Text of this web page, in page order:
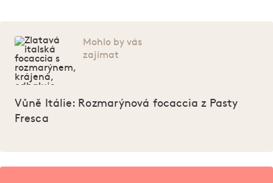
Mohlo by vás
zajímat
Vůně Itálie: Rozmarýnová focaccia z Pasty
Fresca